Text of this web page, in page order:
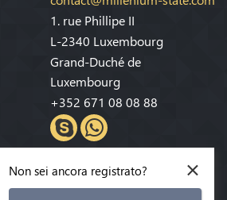
1. rue Phillipe II
L-2340 Luxembourg
Grand-Duché de
Luxembourg
+352 671 08 08 88
×
Non sei ancora registrato?